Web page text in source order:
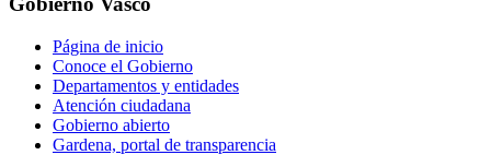
Página de inicio
Conoce el Gobierno
Departamentos y entidades
Atención ciudadana
Gobierno abierto
Gardena, portal de transparencia